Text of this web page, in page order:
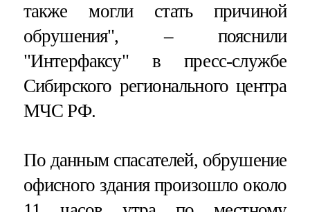
также могли стать причиной
обрушения", – пояснили
"Интерфаксу" в пресс-службе
Сибирского регионального центра
МЧС РФ.
По данным спасателей, обрушение
офисного здания произошло около